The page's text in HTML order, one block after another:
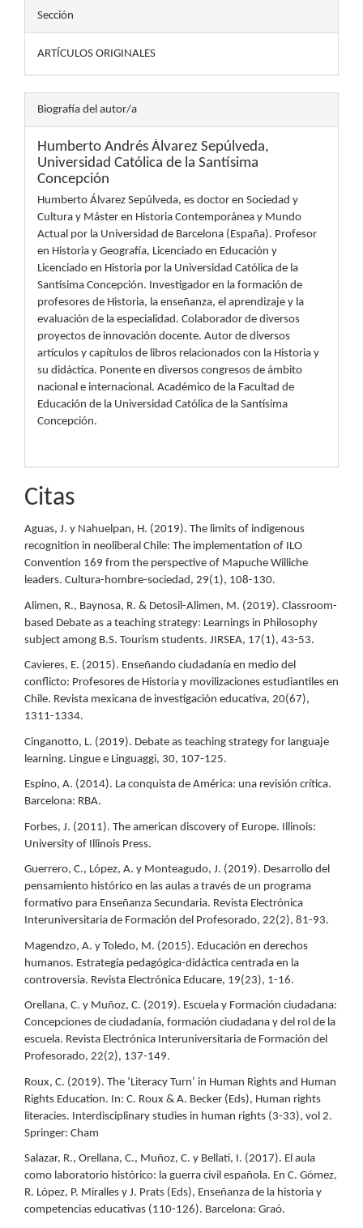
Sección
ARTÍCULOS ORIGINALES
Biografía del autor/a
Humberto Andrés Álvarez Sepúlveda,
Universidad Católica de la Santísima
Concepción
Humberto Álvarez Sepúlveda, es doctor en Sociedad y
Cultura y Máster en Historia Contemporánea y Mundo
Actual por la Universidad de Barcelona (España). Profesor
en Historia y Geografía, Licenciado en Educación y
Licenciado en Historia por la Universidad Católica de la
Santísima Concepción. Investigador en la formación de
profesores de Historia, la enseñanza, el aprendizaje y la
evaluación de la especialidad. Colaborador de diversos
proyectos de innovación docente. Autor de diversos
artículos y capítulos de libros relacionados con la Historia y
su didáctica. Ponente en diversos congresos de ámbito
nacional e internacional. Académico de la Facultad de
Educación de la Universidad Católica de la Santísima
Concepción.
Citas
Aguas, J. y Nahuelpan, H. (2019). The limits of indigenous
recognition in neoliberal Chile: The implementation of ILO
Convention 169 from the perspective of Mapuche Williche
leaders. Cultura-hombre-sociedad, 29(1), 108-130.
Alimen, R., Baynosa, R. & Detosil-Alimen, M. (2019). Classroom-
based Debate as a teaching strategy: Learnings in Philosophy
subject among B.S. Tourism students. JIRSEA, 17(1), 43-53.
Cavieres, E. (2015). Enseñando ciudadanía en medio del
conflicto: Profesores de Historia y movilizaciones estudiantiles en
Chile. Revista mexicana de investigación educativa, 20(67),
1311-1334.
Cinganotto, L. (2019). Debate as teaching strategy for languaje
learning. Lingue e Linguaggi, 30, 107-125.
Espino, A. (2014). La conquista de América: una revisión crítica.
Barcelona: RBA.
Forbes, J. (2011). The american discovery of Europe. Illinois:
University of Illinois Press.
Guerrero, C., López, A. y Monteagudo, J. (2019). Desarrollo del
pensamiento histórico en las aulas a través de un programa
formativo para Enseñanza Secundaria. Revista Electrónica
Interuniversitaria de Formación del Profesorado, 22(2), 81-93.
Magendzo, A. y Toledo, M. (2015). Educación en derechos
humanos. Estrategia pedagógica-didáctica centrada en la
controversia. Revista Electrónica Educare, 19(23), 1-16.
Orellana, C. y Muñoz, C. (2019). Escuela y Formación ciudadana:
Concepciones de ciudadanía, formación ciudadana y del rol de la
escuela. Revista Electrónica Interuniversitaria de Formación del
Profesorado, 22(2), 137-149.
Roux, C. (2019). The ‘Literacy Turn’ in Human Rights and Human
Rights Education. In: C. Roux & A. Becker (Eds), Human rights
literacies. Interdisciplinary studies in human rights (3-33), vol 2.
Springer: Cham
Salazar, R., Orellana, C., Muñoz, C. y Bellati, I. (2017). El aula
como laboratorio histórico: la guerra civil española. En C. Gómez,
R. López, P. Miralles y J. Prats (Eds), Enseñanza de la historia y
competencias educativas (110-126). Barcelona: Graó.